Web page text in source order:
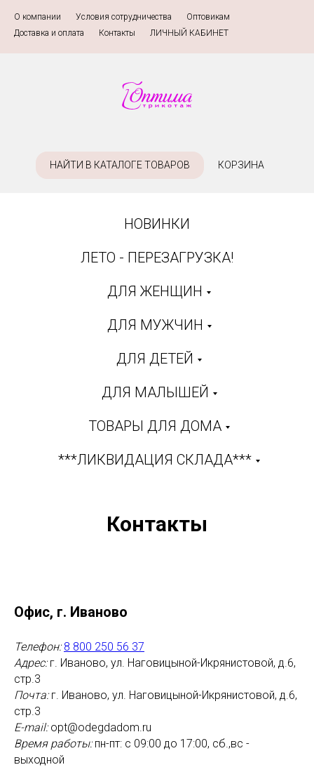
О компании Условия сотрудничества Оптовикам
Доставка и оплата
Контакты ЛИЧНЫЙ КАБИНЕТ
НАЙТИ В КАТАЛОГЕ ТОВАРОВ КОРЗИНА
НОВИНКИ
ЛЕТО - ПЕРЕЗАГРУЗКА!
ДЛЯ ЖЕНЩИН
ДЛЯ МУЖЧИН
ДЛЯ ДЕТЕЙ
ДЛЯ МАЛЫШЕЙ
ТОВАРЫ ДЛЯ ДОМА
***ЛИКВИДАЦИЯ СКЛАДА***
Контакты
Офис, г. Иваново
Телефон: 8 800 250 56 37
Адрес:г. Иваново, ул. Наговицыной-Икрянистовой, д.6,
стр.3
Почта:г. Иваново, ул. Наговицыной-Икрянистовой, д.6,
стр.3
E-mail:opt@odegdadom.ru
Время работы:пн-пт: с 09:00 до 17:00, cб.,вс -
выходной